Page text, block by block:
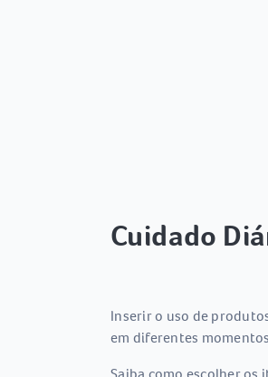
Cuidado
Inserir o uso de
em diferentes
Saiba como escolher os